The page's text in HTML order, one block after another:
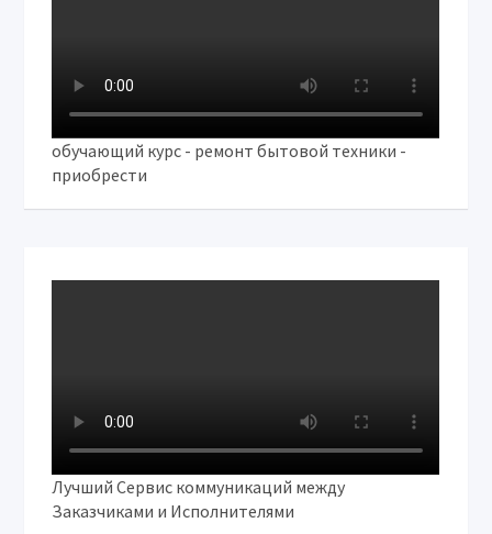
обучающий курс - ремонт бытовой техники -
приобрести
Лучший Сервис коммуникаций между
Заказчиками и Исполнителями